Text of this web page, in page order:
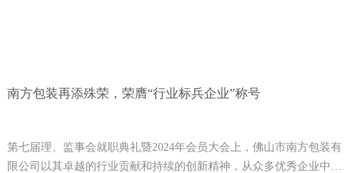
南方包装再添殊荣，荣膺“行业标兵企业”称号
第七届理、监事会就职典礼暨2024年会员大会上，佛山市南方包装有
限公司以其卓越的行业贡献和持续的创新精神，从众多优秀企业中脱